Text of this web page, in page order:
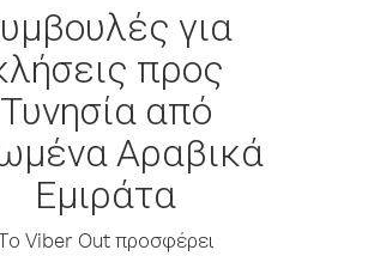
για
προς
Τυνησία από
Αραβικά
Εμιράτα
Viber Out προσφέρει